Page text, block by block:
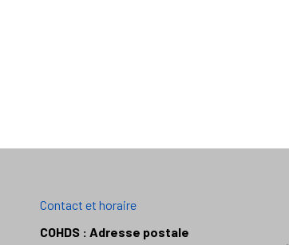
Contact et horaire
COHDS : Adresse postale